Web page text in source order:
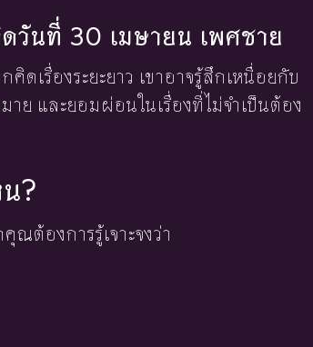
วันที่ 30 เมษายน เพศชาย
ดเรื่องระยะยาว เขาอาจรู้สึกเหนื่อยกับ
ย และยอมผ่อนในเรื่องที่ไม่จำเป็นต้อง
?
ต้องการรู้เจาะจงว่า